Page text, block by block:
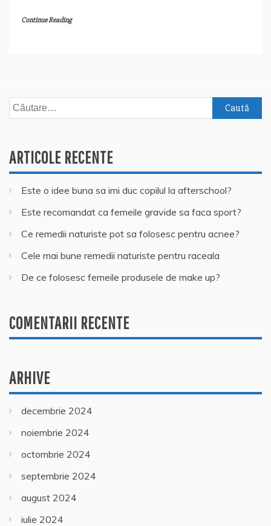
Continue Reading
Caută
după:
ARTICOLE RECENTE
Este o idee buna sa imi duc copilul la afterschool?
Este recomandat ca femeile gravide sa faca sport?
Ce remedii naturiste pot sa folosesc pentru acnee?
Cele mai bune remedii naturiste pentru raceala
De ce folosesc femeile produsele de make up?
COMENTARII RECENTE
ARHIVE
decembrie 2024
noiembrie 2024
octombrie 2024
septembrie 2024
august 2024
iulie 2024